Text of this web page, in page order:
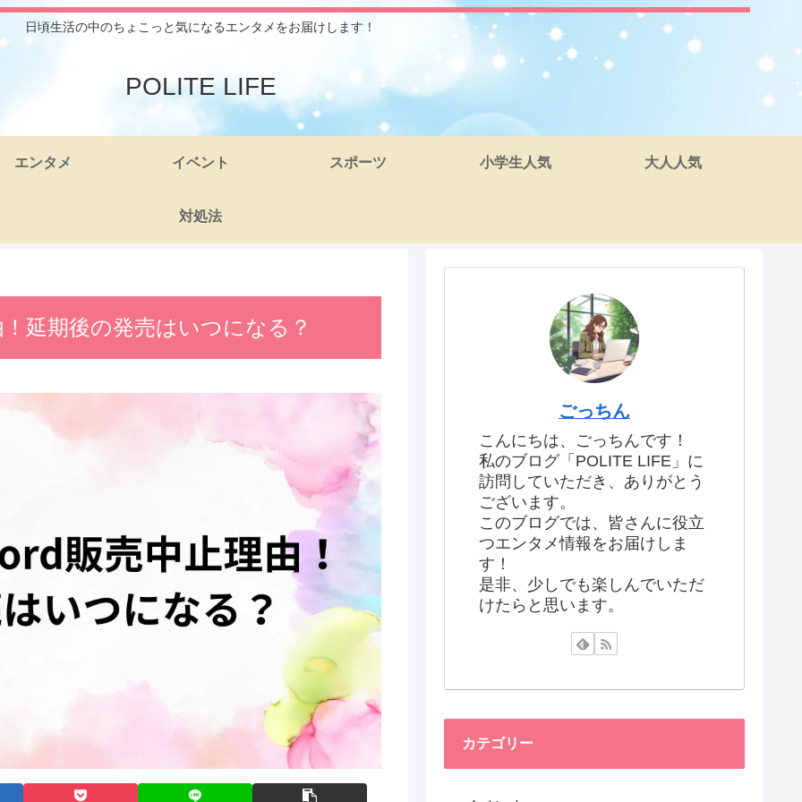
日頃生活の中のちょこっと気になるエンタメをお届けします！
POLITE LIFE
エンタメ イベント スポーツ 小学生人気 大人人気
対処法
延期後の発売はいつになる？
ごっちん
こんにちは、ごっちんです！
私のブログ「POLITE LIFE」に
訪問していただき、ありがとう
ございます。
このブログでは、皆さんに役立
つエンタメ情報をお届けしま
す！
是非、少しでも楽しんでいただ
けたらと思います。
カテゴリー